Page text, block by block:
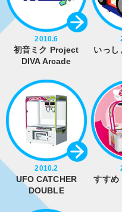
2010.6
初音ミク Project
DIVA Arcade
いっし
2010.2
UFO CATCHER
DOUBLE
すすめ